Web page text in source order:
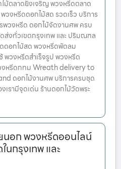
ม้ตลาดยิ่งเจริญ พวงหรีดตลาด
วงหรีดดอกไม้สด รวดเร็ว บริการ
พวงหรีด ดอกไม้จัดงานศพ ครบ
ส่งทั่วเขตกรุงเทพ และ ปริมณฑล
ดอกไม้สด พวงหรีดพัดลม
พวงหรีดสำเร็จรูป พวงหรีด
หรีดกทม Wreath delivery to
ดอกไม้งานศพ บริการครบชุด
เรามีจุดเด่น ร้านดอกไม้วัดพระ
อก พวงหรีดออนไลน์
กรุงเทพ และ